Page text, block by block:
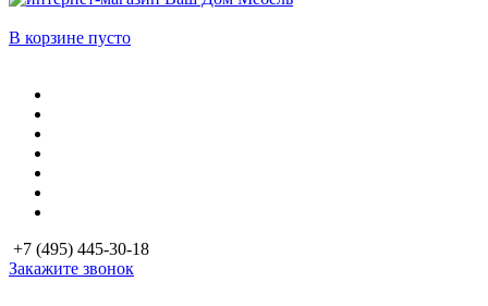
В корзине пусто
+7 (495) 445-30-18
Закажите звонок